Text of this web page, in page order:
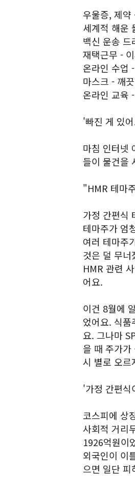
우울증, 제약
세계적 해운
백신 운송 드
재택근무 -
온라인 수업
마스크 - 깨
온라인 교육
'빠진 게 있
마침 인터넷
들이 물건을
"HMR 테마
가정 간편식
테마주가 엄
여러 테마주
것은 덜 무
HMR 관련
어요.
이건 8월에
었어요. 식품
요. 그나마
을 때 주가
시 별로 오르
'가정 간편식
코스피에 상
사회적 거리
1926억원이
외국인이 이
으면 일단 피